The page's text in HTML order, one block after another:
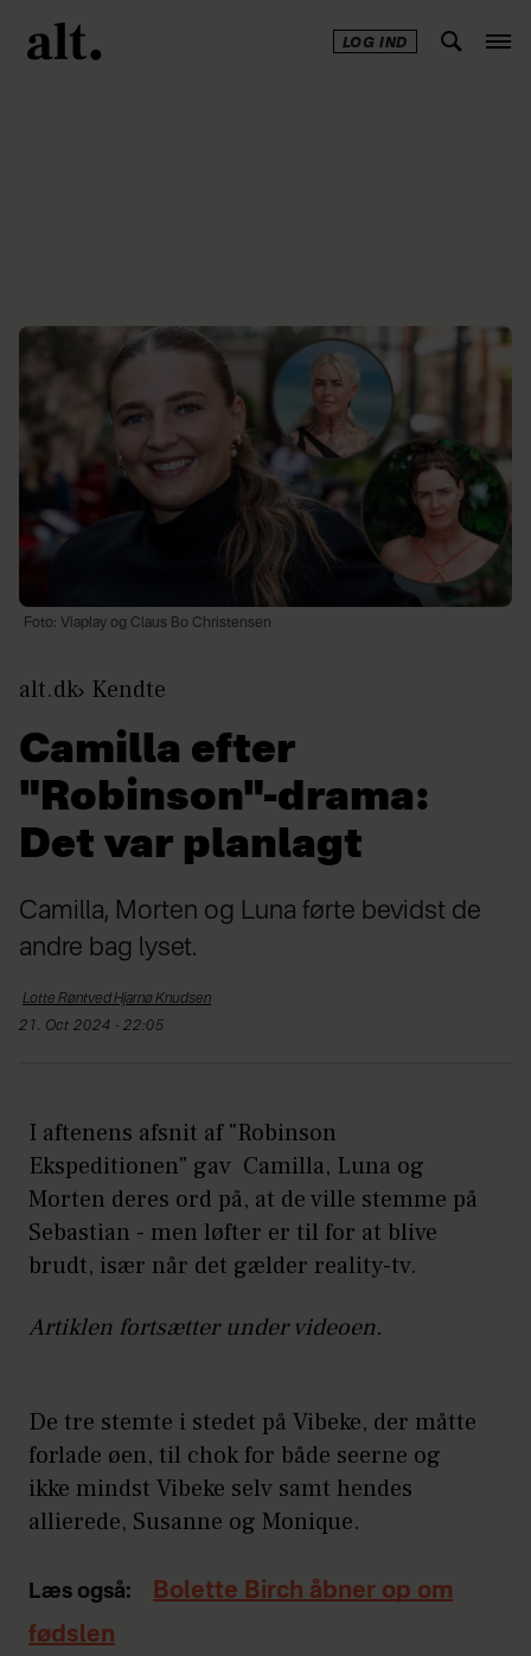
LOG IND
Foto: Viaplay og Claus Bo Christensen
alt.dk Kendte
Camilla efter
"Robinson"-drama:
Det var planlagt
Camilla, Morten og Luna førte bevidst de
andre bag lyset.
Lotte Røntved HjarnøKnudsen
21. Oct 2024 - 22:05
I aftenens afsnit af "Robinson
Ekspeditionen" gav Camilla, Luna og
Morten deres ord på, at de ville stemme på
Sebastian - men løfter er til for at blive
brudt, især når det gælder reality-tv.
Artiklen fortsætter under videoen.
De tre stemte i stedet på Vibeke, der måtte
forlade øen, til chok for både seerne og
ikke mindst Vibeke selv samt hendes
allierede, Susanne og Monique.
Læs også:
Bolette Birch åbner op om
fødslen